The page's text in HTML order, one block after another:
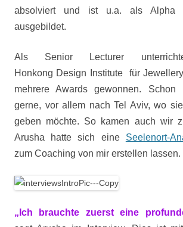
absolviert und ist u.a. als Alpha
ausgebildet.
Als Senior Lecturer
Honkong Design Institute für
mehrere Awards gewonnen.
gerne, vor allem nach Tel Aviv, wo
geben möchte. So kamen auch wir
Arusha hatte sich eine Seelenort-
zum Coaching von mir erstellen lassen.
„Ich brauchte zuerst eine